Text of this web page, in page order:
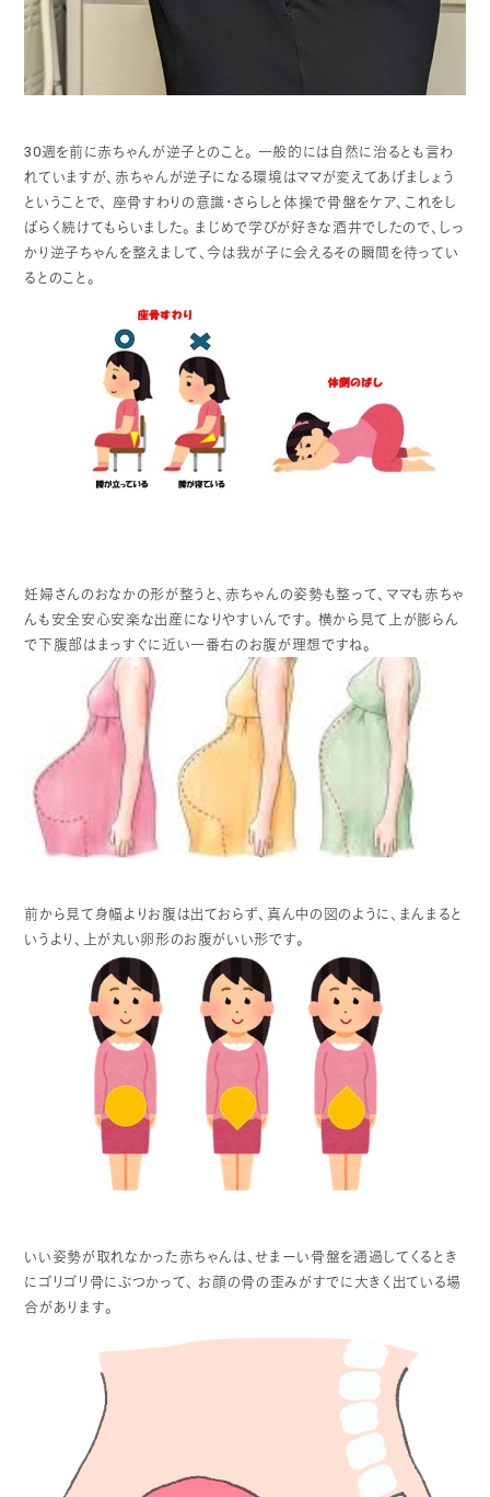
30週を前に赤ちゃんが逆子とのこと。 一般的には自然に治るとも言わ
れていますが、赤ちゃんが逆子になる環境はママが変えてあげましょう
ということで、
座骨すわりの意識・さらしと体操で骨盤をケア、これをし
ばらく続けてもらいました。 まじめで学びが好きな酒井でしたので、しっ
かり逆子ちゃんを整えまして、今は我が子に会えるその瞬間を待ってい
るとのこと。
妊婦さんのおなかの形が整うと、赤ちゃんの姿勢も整って、ママも赤ちゃ
んも安全安心安楽な出産になりやすいんです。 横から見て上が膨らん
で下腹部はまっすぐに近い一番右のお腹が理想ですね。
前から見て身幅よりお腹は出ておらず、真ん中の図のように、まんまると
いうより、上が丸い卵形のお腹がいい形です。
いい姿勢が取れなかった赤ちゃんは、せまーい骨盤を通過してくるとき
にゴリゴリ骨にぶつかって、
お顔の骨の歪みがすでに大きく出ている場
合があります。